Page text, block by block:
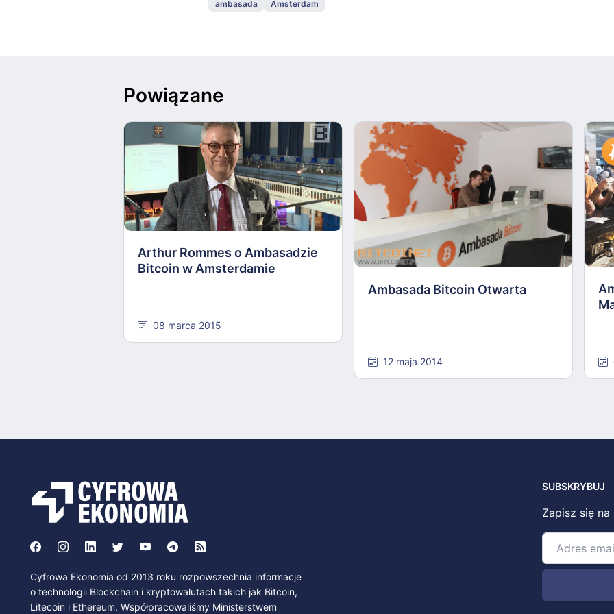
ambasada Amsterdam
Powiązane
Arthur Rommes o Ambasadzie
Bitcoin w Amsterdamie
08 marca 2015
Ambasada Bitcoin Otwarta
12 maja 2014
Cyfrowa Ekonomia od 2013 roku rozpowszechnia informacje
o technologii Blockchain i kryptowalutach takich jak Bitcoin,
Litecoin i Ethereum. Współpracowaliśmy Ministerstwem
SUBSKRYBUJ
Zapisz się